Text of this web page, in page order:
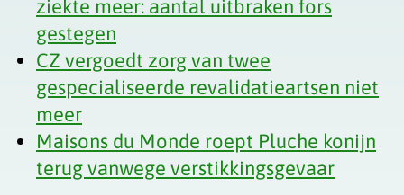
ziekte meer: aantal uitbraken fors
gestegen
CZ vergoedt zorg van twee
gespecialiseerde revalidatieartsen niet
meer
Maisons du Monde roept Pluche konijn
terug vanwege verstikkingsgevaar